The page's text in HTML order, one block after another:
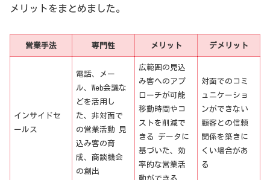
メリットをまとめました。
営業手法 専門性 メリット デメリット
インサイドセ
ールス
電話、メー
ル、Web会議な
どを活用し
た、非対面で
の営業活動 見
込み客の育
成、商談機会
の創出
広範囲の見込
み客へのアプ
ローチが可能
移動時間やコ
ストを削減で
きる データに
基づいた、効
率的な営業活
対面でのコミ
ュニケーショ
ンができない
顧客との信頼
関係を築きに
くい場合があ
る